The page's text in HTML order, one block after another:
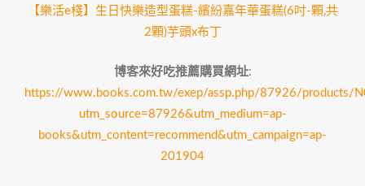
【樂活e棧】生日快樂造型蛋糕-繽紛嘉年華蛋糕(6吋-顆,共
2顆)芋頭x布丁
博客來好吃推薦購買網址:
https://www.books.com.tw/exep/assp.php/87926/products/
utm_source=87926&utm_medium=ap-
books&utm_content=recommend&utm_campaign=ap-
201904